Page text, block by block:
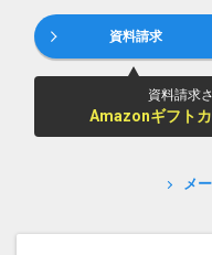
資料請求
資料請求
Amazonギフト
メ